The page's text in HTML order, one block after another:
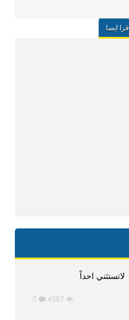
اقرا ايضا
لاتستثني احداً